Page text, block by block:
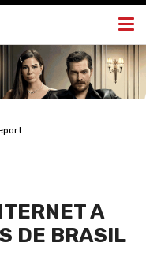
A
DE BRASIL